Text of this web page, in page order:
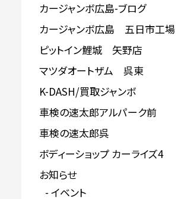
カージャンボ広島-ブログ
カージャンボ広島 五日市工場
ピットイン鯉城 矢野店
マツダオートザム 呉東
K-DASH/買取ジャンボ
車検の速太郎アルパーク前
車検の速太郎呉
ボディーショップ カーライズ4
お知らせ
イベント